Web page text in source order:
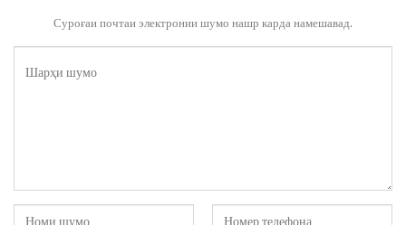
Суроғаи почтаи электронии шумо нашр карда намешавад.